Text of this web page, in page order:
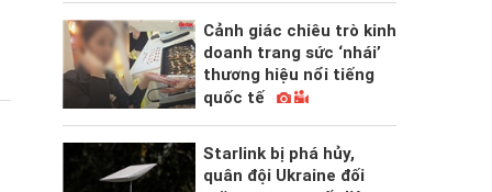
Cảnh giác chiêu trò kinh
doanh trang sức ‘nhái’
thương hiệu nổi tiếng
quốc tế
Starlink bị phá hủy,
quân đội Ukraine đối